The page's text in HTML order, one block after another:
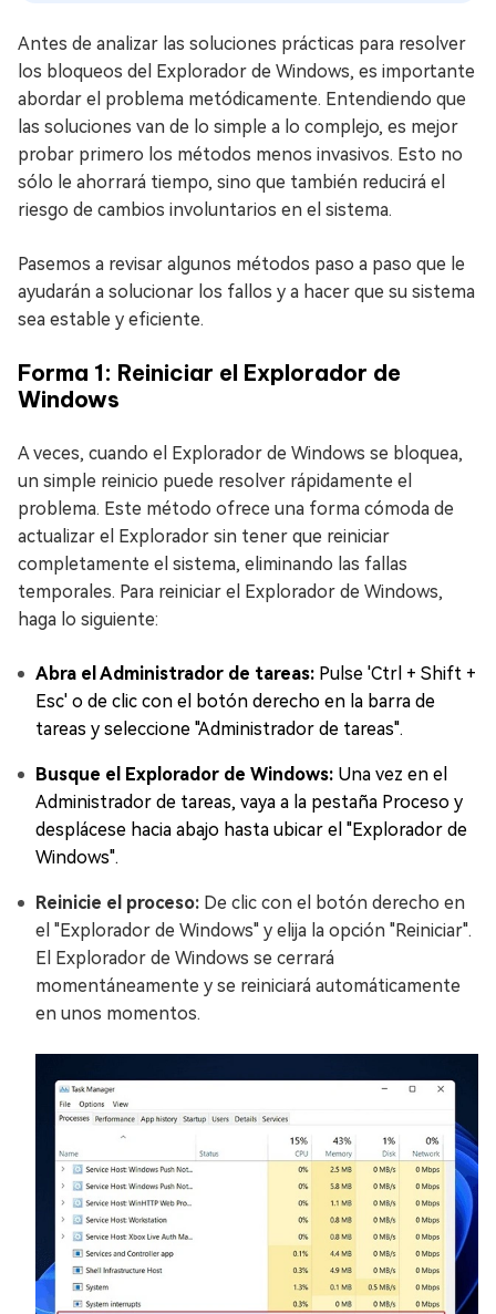
Antes de analizar las soluciones prácticas para resolver
los bloqueos del Explorador de Windows, es importante
abordar el problema metódicamente. Entendiendo que
las soluciones van de lo simple a lo complejo, es mejor
probar primero los métodos menos invasivos. Esto no
sólo le ahorrará tiempo, sino que también reducirá el
riesgo de cambios involuntarios en el sistema.
Pasemos a revisar algunos métodos paso a paso que le
ayudarán a solucionar los fallos y a hacer que su sistema
sea estable y eficiente.
Forma 1: Reiniciar el Explorador de
Windows
A veces, cuando el Explorador de Windows se bloquea,
un simple reinicio puede resolver rápidamente el
problema. Este método ofrece una forma cómoda de
actualizar el Explorador sin tener que reiniciar
completamente el sistema, eliminando las fallas
temporales. Para reiniciar el Explorador de Windows,
haga lo siguiente:
Abra el Administrador de tareas: Pulse 'Ctrl + Shift +
Esc' o de clic con el botón derecho en la barra de
tareas y seleccione "Administrador de tareas".
Busque el Explorador de Windows: Una vez en el
Administrador de tareas, vaya a la pestaña Proceso y
desplácese hacia abajo hasta ubicar el "Explorador de
Windows".
Reinicie el proceso: De clic con el botón derecho en
el "Explorador de Windows" y elija la opción "Reiniciar".
El Explorador de Windows se cerrará
momentáneamente y se reiniciará automáticamente
en unos momentos.